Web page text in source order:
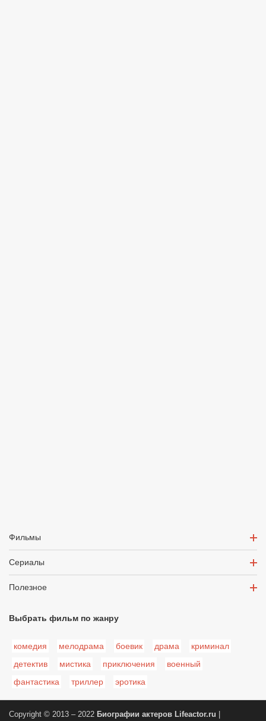
Фильмы
Сериалы
Полезное
Выбрать фильм по жанру
комедия мелодрама боевик драма
криминал
детектив
мистика приключения
военный
фантастика
триллер эротика
Copyright © 2013 – 2022 Биографии актеров Lifeactor.ru